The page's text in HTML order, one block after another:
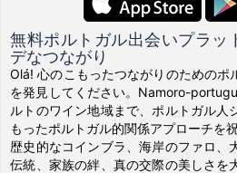
無料ポルトガル出会いプラッ
デなつながり
Olá! 心のこもったつながりのためのポ
を発見してください。Namoro-
ルトのワイン地域まで、ポルトガル人
もったポルトガル的関係アプローチを祝
歴史的なコインブラ、海岸のファロ、
伝統、家族の絆、真の交際の美しさを